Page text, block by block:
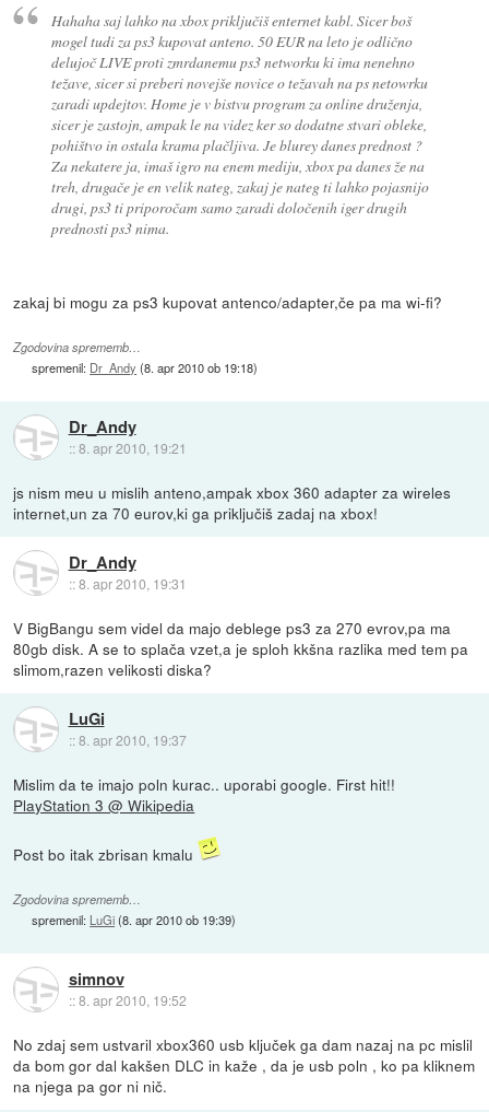
Hahaha saj lahko na xbox priključiš enternet kabl. Sicer boš
mogel tudi za ps3 kupovat anteno. 50 EUR na leto je odlično
delujoč LIVE proti zmrdanemu ps3 networku ki ima nenehno
težave, sicer si preberi novejše novice o težavah na ps netowrku
zaradi updejtov. Home je v bistvu program za online druženja,
sicer je zastojn, ampak le na videz ker so dodatne stvari obleke,
pohištvo in ostala krama plačljiva. Je blurey danes prednost ?
Za nekatere ja, imaš igro na enem mediju, xbox pa danes že na
treh, drugače je en velik nateg, zakaj je nateg ti lahko pojasnijo
drugi, ps3 ti priporočam samo zaradi določenih iger drugih
prednosti ps3 nima.
zakaj bi mogu za ps3 kupovat antenco/adapter,če pa ma wi-fi?
Zgodovina sprememb…
spremenil: Dr_Andy (8. apr 2010 ob 19:18)
Dr_Andy
::8. apr 2010, 19:21
js nism meu u mislih anteno,ampak xbox 360 adapter za wireles
internet,un za 70 eurov,ki ga priključiš zadaj na xbox!
Dr_Andy
::8. apr 2010, 19:31
V BigBangu sem videl da majo deblege ps3 za 270 evrov,pa ma
80gb disk. A se to splača vzet,a je sploh kkšna razlika med tem pa
slimom,razen velikosti diska?
LuGi
::8. apr 2010, 19:37
Mislim da te imajo poln kurac.. uporabi google. First hit!!
PlayStation 3 @ Wikipedia
Post bo itak zbrisan kmalu
Zgodovina sprememb…
spremenil: LuGi(8. apr 2010 ob 19:39)
simnov
::8. apr 2010, 19:52
No zdaj sem ustvaril xbox360 usb ključek ga dam nazaj na pc mislil
da bom gor dal kakšen DLC in kaže , da je usb poln , ko pa kliknem
na njega pa gor ni nič.